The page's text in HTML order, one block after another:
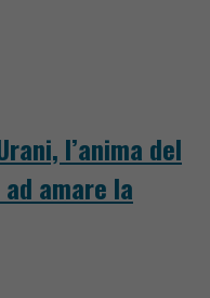
l’anima del
amare la